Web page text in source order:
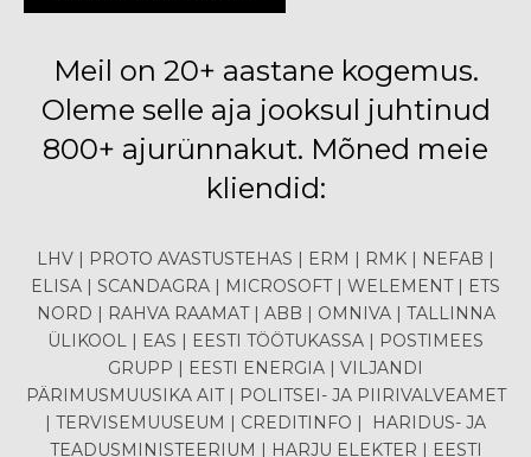
Meil on 20+ aastane kogemus.
Oleme selle aja jooksul juhtinud
800+ ajurünnakut. Mõned meie
kliendid:
LHV | PROTO AVASTUSTEHAS | ERM | RMK | NEFAB |
ELISA | SCANDAGRA | MICROSOFT | WELEMENT | ETS
NORD | RAHVA RAAMAT | ABB | OMNIVA | TALLINNA
ÜLIKOOL | EAS | EESTI TÖÖTUKASSA | POSTIMEES
GRUPP | EESTI ENERGIA | VILJANDI
PÄRIMUSMUUSIKA AIT | POLITSEI- JA PIIRIVALVEAMET
| TERVISEMUUSEUM | CREDITINFO | HARIDUS- JA
TEADUSMINISTEERIUM | HARJU ELEKTER | EESTI